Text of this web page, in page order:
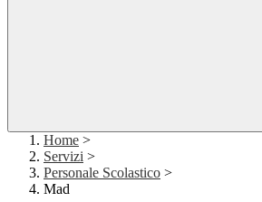
Home >
Servizi >
Personale Scolastico >
Mad